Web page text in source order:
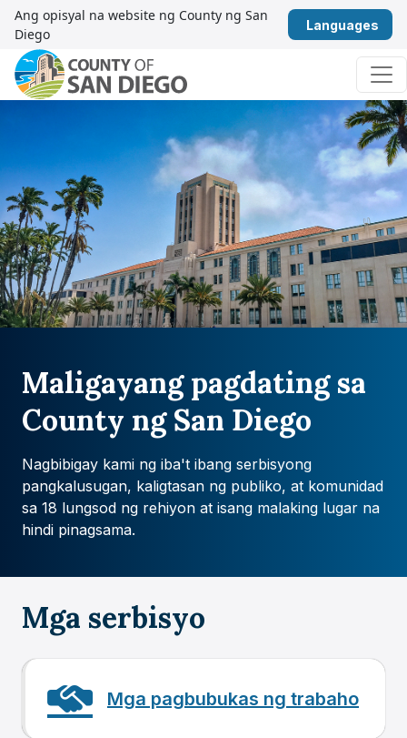
Lumaktaw sa nilalaman
Ang opisyal na website ng County ng San
Diego
Pangunahing Nabigasyon
Maligayang pagdating sa
County ng San Diego
Nagbibigay kami ng iba't ibang serbisyong
pangkalusugan, kaligtasan ng publiko, at komunidad
sa 18 lungsod ng rehiyon at isang malaking lugar na
hindi pinagsama.
Mga serbisyo
Mga pagbubukas ng trabaho